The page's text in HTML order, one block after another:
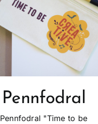
Pennfodral
Pennfodral "Time to be